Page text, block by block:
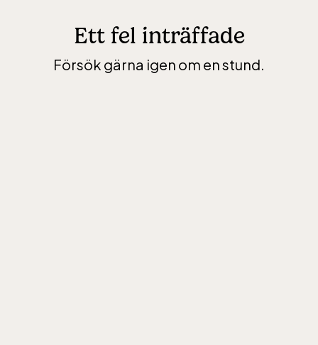
Ett fel inträffade
Försök gärna igen om en stund.